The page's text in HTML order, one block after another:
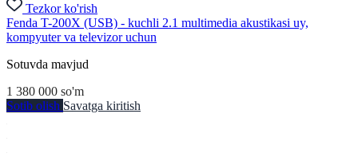
Tezkor ko'rish
Fenda T-200X (USB) - kuchli 2.1 multimedia akustikasi uy,
kompyuter va televizor uchun
Sotuvda mavjud
1 380 000 so'm
Sotib olish Savatga kiritish